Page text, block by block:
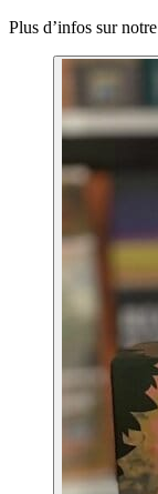
Plus d’infos sur notre